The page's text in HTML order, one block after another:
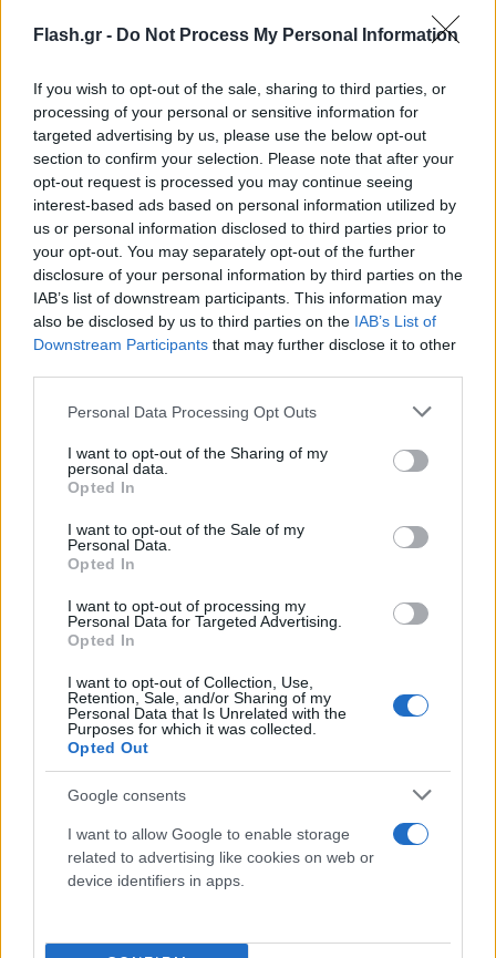
Flash.gr - Do Not Process My Personal Information
If you wish to opt-out of the sale, sharing to third parties, or
processing of your personal or sensitive information for
targeted advertising by us, please use the below opt-out
section to confirm your selection. Please note that after your
opt-out request is processed you may continue seeing
interest-based ads based on personal information utilized by
us or personal information disclosed to third parties prior to
your opt-out. You may separately opt-out of the further
disclosure of your personal information by third parties on the
IAB’s list of downstream participants. This information may
also be disclosed by us to third parties on the IAB’s List of
Downstream Participants that may further disclose it to other
Please note that this website/app uses one or more Google
not limited to your visit or usage behaviour. You may click to
grant or deny consent to Google and its third-party tags to
use your data for below specified purposes in below Google
consent section.
Personal Data Processing Opt Outs
I want to opt-out of the Sharing of my
personal data.
Opted In
I want to opt-out of the Sale of my
Personal Data.
Opted In
I want to opt-out of processing my
Personal Data for Targeted Advertising.
Opted In
I want to opt-out of Collection, Use,
Retention, Sale, and/or Sharing of my
Personal Data that Is Unrelated with the
Purposes for which it was collected.
Opted Out
Google consents
I want to allow Google to enable storage
related to advertising like cookies on web or
device identifiers in apps.
ενοικίων, να επιδοτήσει την παράνομη και
σ΄αυτούς, ό,τι θα λάβουν και όλοι όσοι ενοικιαστές
κατέβαλαν προσπάθειες να είναι ανελλιπώς
συνεπείς στις υποχρεώσεις τους.
Εδώ θα πρέπει να επισημάνουμε ότι, παρά τα
συνεχή υπομνήματά μας προς τα αρμόδια
υπουργεία, δυστυχώς το ίδιο ισχύει και με το
επίδομα ενοικίου, το οποίο από το 2016
καταβάλλεται στους ενοικιαστές χωρίς αυτοί, σε
πολλές περιπτώσεις, να πληρώνουν το ενοίκιο
στους ιδιοκτήτες, με αποτέλεσμα να μην
κανείς να αντιλαμβάνεται ότι η καταβολή του προς
τους ιδιοκτήτες θα είναι και αυτό ένα κίνητρο να
«ανοίξουν» τα κλειστά σπίτια.
και απόλυτα αναγκαία την προσθήκη ενός εδαφίου
υπό στοιχείο γ) στην παράγραφο 6 του άρθρου 70
του σ.ν. που να ορίζει ως προϋπόθεση για τη
χορήγηση της ενίσχυσης και το να μην έχει γίνει
δεκτό από την Α.Α.Δ.Ε., αίτημα του εκμισθωτή για
αναβολή φορολόγησης ανείσπρακτων μισθωμάτων
του προηγουμένου έτους που δεν καταβλήθηκαν
από το μισθωτή αυτόν, έτσι ώστε η παράγραφος 6
να διαμορφωθεί ως εξής:
νομοσχεδίου YΠΟΙΚ